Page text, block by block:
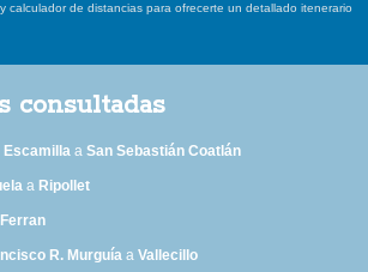
calculador de distancias para ofrecerte un detallado itenerario
consultadas
Escamilla aSan Sebastián Coatlán
a Ripollet
Ferran
R. Murguía aVallecillo